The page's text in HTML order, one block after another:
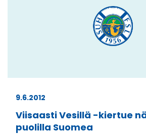
9.6.2012
Viisaasti Vesillä -kiertue
puolilla Suomea